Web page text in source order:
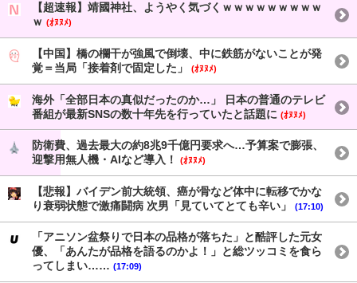
【超速報】靖國神社、ようやく気づくｗｗｗｗｗｗｗｗｗ
ｗ (ｵﾇﾇﾒ)
【中国】橋の欄干が強風で倒壊、中に鉄筋がないことが発
覚＝当局「接着剤で固定した」
(ｵﾇﾇﾒ)
海外「全部日本の真似だったのか…」 日本の普通のテレビ
番組が最新SNSの数十年先を行っていたと話題に (ｵﾇﾇﾒ)
防衛費、過去最大の約8兆9千億円要求へ…予算案で膨張、
迎撃用無人機・AIなど導入！
(ｵﾇﾇﾒ)
【悲報】バイデン前大統領、癌が骨など体中に転移でかな
り衰弱状態で激痛闘病 次男「見ていてとても辛い」
(17:10)
「アニソン盆祭りで日本の品格が落ちた」と酷評した元女
優、「あんたが品格を語るのかよ！」と総ツッコミを食ら
ってしまい…… (17:09)